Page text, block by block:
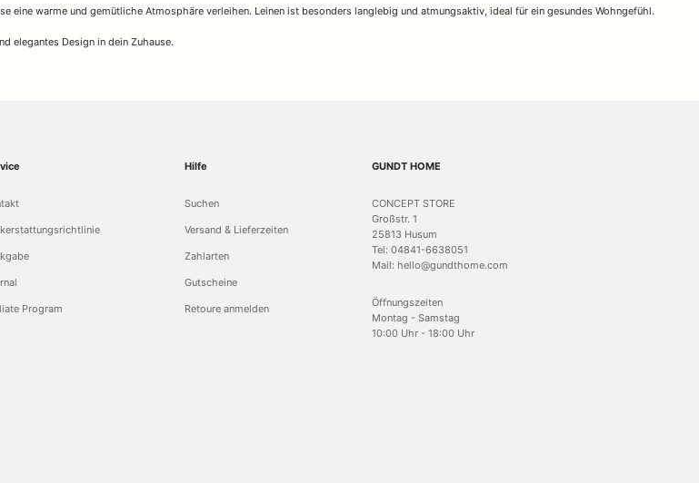
eine warme und gemütliche Atmosphäre verleihen. Leinen ist besonders langlebig und atmungsaktiv, ideal für ein gesundes Wohngefühl.
elegantes Design in dein Zuhause.
Program
Hilfe
Suchen
Versand & Lieferzeiten
Zahlarten
Gutscheine
Retoure anmelden
GUNDT HOME
CONCEPT STORE
Großstr. 1
25813 Husum
Tel: 04841-6638051
Mail: hello@gundthome.com
Öffnungszeiten
Montag - Samstag
10:00 Uhr - 18:00 Uhr